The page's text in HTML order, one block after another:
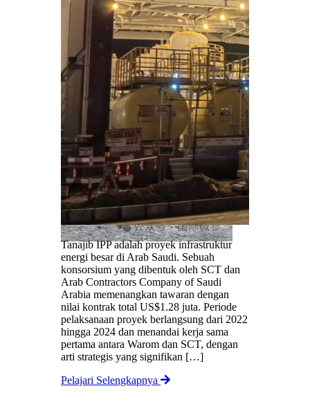
Tanajib IPP adalah proyek infrastruktur
energi besar di Arab Saudi. Sebuah
konsorsium yang dibentuk oleh SCT dan
Arab Contractors Company of Saudi
Arabia memenangkan tawaran dengan
nilai kontrak total US$1.28 juta. Periode
pelaksanaan proyek berlangsung dari 2022
hingga 2024 dan menandai kerja sama
pertama antara Warom dan SCT, dengan
arti strategis yang signifikan […]
Pelajari Selengkapnya